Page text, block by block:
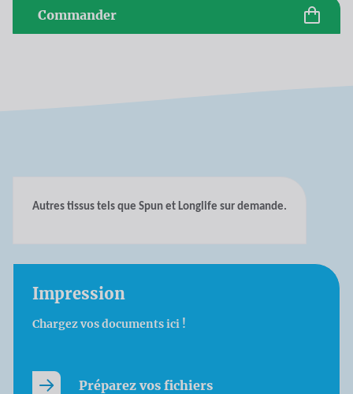
Commander
Autres tissus tels que Spun et Longlife sur demande.
Impression
Chargez vos documents ici !
Préparez vos fichiers